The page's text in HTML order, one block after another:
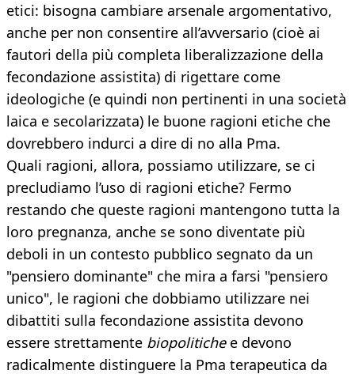
etici: bisogna cambiare arsenale argomentativo,
anche per non consentire all’avversario (cioè ai
fautori della più completa liberalizzazione della
fecondazione assistita) di rigettare come
ideologiche (e quindi non pertinenti in una società
laica e secolarizzata) le buone ragioni etiche che
dovrebbero indurci a dire di no alla Pma.
Quali ragioni, allora, possiamo utilizzare, se ci
precludiamo l’uso di ragioni etiche? Fermo
restando che queste ragioni mantengono tutta la
loro pregnanza, anche se sono diventate più
deboli in un contesto pubblico segnato da un
"pensiero dominante" che mira a farsi "pensiero
unico", le ragioni che dobbiamo utilizzare nei
dibattiti sulla fecondazione assistita devono
essere strettamente biopolitiche e devono
radicalmente distinguere la Pma terapeutica da